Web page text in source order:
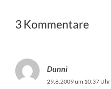
3 Kommentare
Dunni
29.8.2009 um 10:37 Uhr